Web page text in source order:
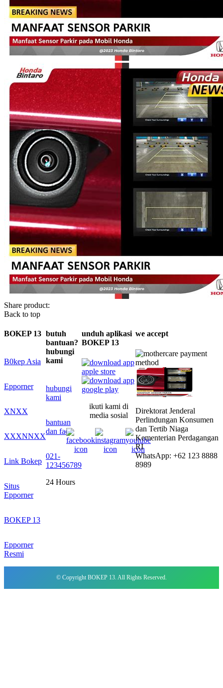
Share product:
Back to top
BOKEP 13
B0kep Asia
Epporner
XNXX
XXXNNXX
Link Bokep
Situs
Epporner
BOKEP 13
Epporner
Resmi
butuh
bantuan?
hubungi
kami
hubungi
kami
bantuan
dan faq
021-
123456789
24 Hours
unduh aplikasi
BOKEP 13
ikuti kami di
media sosial
we accept
Direktorat Jenderal
Perlindungan Konsumen
dan Tertib Niaga
Kementerian Perdagangan
RI
WhatsApp: +62 123 8888
8989
© Copyright BOKEP 13. All Rights Reserved.